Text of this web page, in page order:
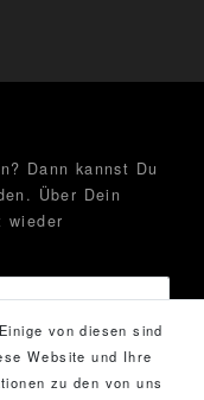
Dann kannst Du
Über Dein
wieder
ich jederzeit
von diesen sind
Website und Ihre
zu den von uns